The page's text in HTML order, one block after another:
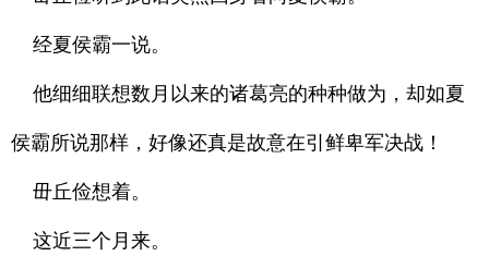
经夏侯霸一说。
他细细联想数月以来的诸葛亮的种种做为，却如夏
侯霸所说那样，好像还真是故意在引鲜卑军决战！
毌丘俭想着。
这近三个月来。